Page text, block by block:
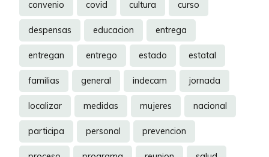
convenio covid cultura curso
despensas educacion entrega
entregan entrego estado estatal
familias general indecam jornada
localizar medidas mujeres nacional
participa personal prevencion